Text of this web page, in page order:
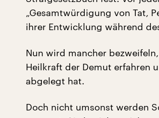
„Gesamtwürdigung von Tat,
ihrer Entwicklung während
Nun wird mancher
Heilkraft der Demut erfahren
abgelegt hat.
Doch nicht umsonst werden